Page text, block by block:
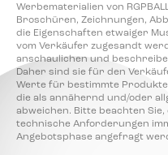
Werbematerialien von
Broschüren, Zeichnungen,
die Eigenschaften etwaiger
vom Verkäufer zugesandt
anschaulichen und
Daher sind sie für den
Werte für bestimmte Produkte
die als annähernd und/oder
abweichen. Bitte beachten
technische Anforderungen
Angebotsphase angefragt